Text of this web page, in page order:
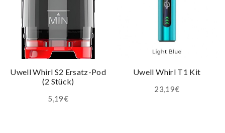
Uwell Whirl S2 Ersatz-Pod
(2 Stück)
5,19€
Uwell Whirl T1 Kit
23,19€